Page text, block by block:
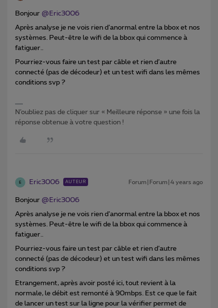
Bonjour @Eric3006
Après analyse je ne vois rien d’anormal entre la bbox et nos
systèmes. Peut-être le wifi de la bbox qui commence à
fatiguer..
Pourriez-vous faire un test par câble et rien d’autre
connecté (pas de décodeur) et un test wifi dans les mêmes
conditions svp ?
N’oubliez pas de cliquer sur « Meilleure réponse » une fois la
réponse obtenue à votre question !
E Eric3006 AUTEUR Forum|Forum|4 years ago
Bonjour @Eric3006
Après analyse je ne vois rien d’anormal entre la bbox et nos
systèmes. Peut-être le wifi de la bbox qui commence à
fatiguer..
Pourriez-vous faire un test par câble et rien d’autre
connecté (pas de décodeur) et un test wifi dans les mêmes
conditions svp ?
Etrangement, après avoir posté ici, tout revient à la
normale, le débit est remonté à 90mbps. Est ce que le fait
de lancer un test sur la ligne pour la vérifier permet de